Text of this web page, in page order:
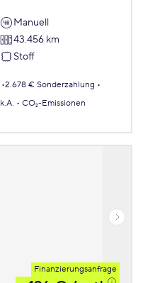
Manuell
43.456 km
Stoff
2.678 € Sonderzahlung
k.A.
CO₂-Emissionen
Finanzierungsanfrage